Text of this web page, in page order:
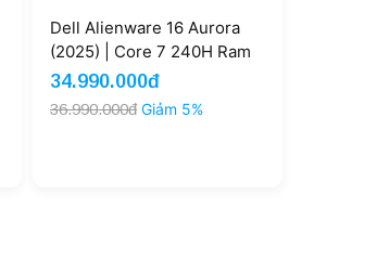
Dell Alienware 16 Aurora
(2025) | Core 7 240H Ram
16GB SSD 1TB RTX 5060
8GB QHD+ 120Hz (New)
34.990.000đ
36.990.000đ Giảm 5%